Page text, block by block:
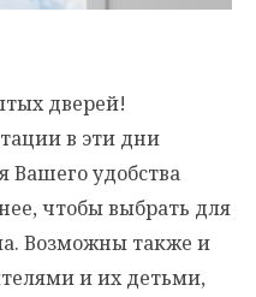
дверей!
в эти дни
Вашего удобства
чтобы выбрать для
Возможны также и
и их детьми,